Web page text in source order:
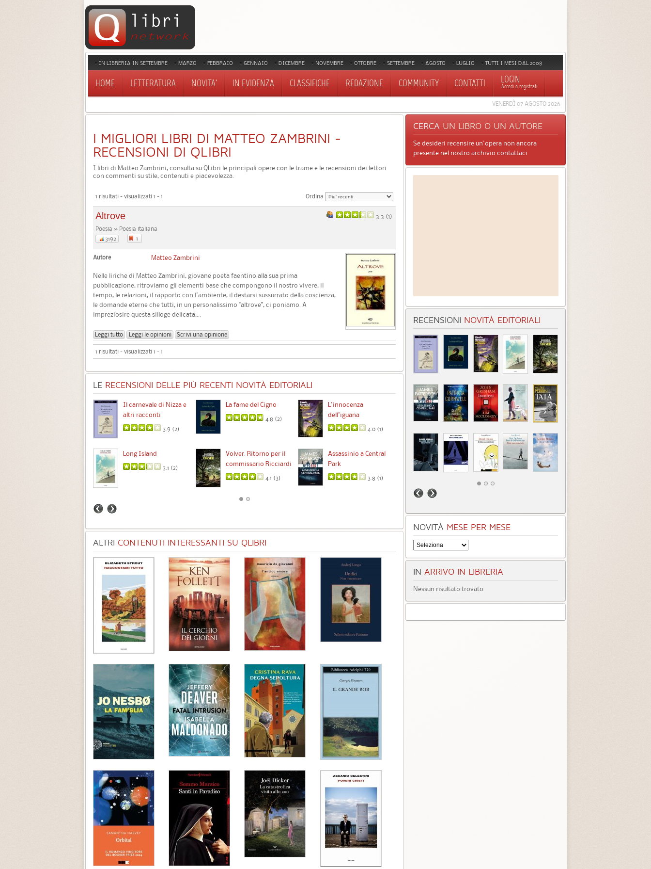
IN LIBRERIA IN SETTEMBRE MARZO FEBBRAIO GENNAIO DICEMBRE NOVEMBRE OTTOBRE SETTEMBRE AGOSTO LUGLIO TUTTI I MESI DAL 2008
HOME LETTERATURA NOVITA' IN EVIDENZA CLASSIFICHE REDAZIONE COMMUNITY CONTATTI LOGIN
Accedi o registrati
VENERDÌ 07 AGOSTO 2026
I MIGLIORI LIBRI DI MATTEO ZAMBRINI -
RECENSIONI DI QLIBRI
I libri di Matteo Zambrini, consulta su QLibri le principali opere con le trame e le recensioni dei lettori
con commenti su stile, contenuti e piacevolezza.
1 risultati - visualizzati 1 - 1 Ordina
3.3 (1)
Altrove
Poesia » Poesia italiana
3192
1
Autore Matteo Zambrini
Nelle liriche di Matteo Zambrini, giovane poeta faentino alla sua prima
pubblicazione, ritroviamo gli elementi base che compongono il nostro vivere, il
tempo, le relazioni, il rapporto con l'ambiente, il destarsi sussurrato della coscienza,
le domande eterne che tutti, in un personalissimo "altrove", ci poniamo. A
impreziosire questa silloge delicata,...
Leggi tutto Leggi le opinioni Scrivi una opinione
1 risultati - visualizzati 1 - 1
LE RECENSIONI DELLE PIÙ RECENTI NOVITÀ EDITORIALI
Il carnevale di Nizza e
altri racconti
3.9 (2)
La fame del Cigno
4.8 (2)
L'innocenza
dell'iguana
4.0 (1)
Long Island
3.1 (2)
Volver. Ritorno per il
commissario Ricciardi
4.1 (3)
Assassinio a Central
Park
3.8 (1)
Identità sconosciuta
3.3 (1)
Incastrati
Tatà
3.3 ( )
Quando ormai era
tardi
ALTRI CONTENUTI INTERESSANTI SU QLIBRI
CERCA UN LIBRO O UN AUTORE
Se desideri recensire un'opera non ancora
presente nel nostro archivio contattaci
RECENSIONI NOVITÀ EDITORIALI
NOVITÀ MESE PER MESE
IN ARRIVO IN LIBRERIA
Nessun risultato trovato